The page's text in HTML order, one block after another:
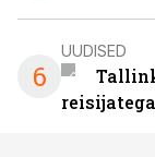
6
UUDISED